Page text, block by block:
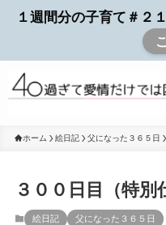
１週間分の子育て＃
ホーム 絵日記 父になった３６５日
３００日目（特別
絵日記 父になった３６５日